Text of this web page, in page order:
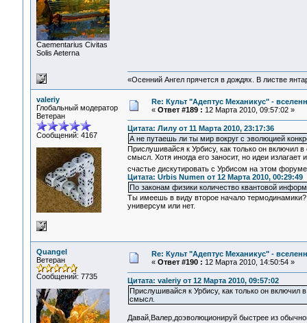
Сaementarius Civitas
Solis Aeterna
«Осенний Ангел прячется в дождях. В листве
valeriy
Глобальный модератор
Ветеран
Сообщений: 4167
Re: Культ "Адептус Механикус" -
« Ответ #189 : 12 Марта 2010, 09:57:02 »
Цитата: Лилу от 11 Марта 2010, 23:17:36
А не путаешь ли ты мир вокруг с эволюцией
Прислушивайся к Урбису, как только он включил
смысл. Хотя иногда его заносит, но идеи
счастье дискутировать с Урбисом на этом
Цитата: Urbis Numen от 12 Марта 2010, 00:29:49
По законам физики количество квантовой
Ты имеешь в виду второе начало
универсум или нет.
Quangel
Ветеран
Сообщений: 7735
Re: Культ "Адептус Механикус" -
« Ответ #190 : 12 Марта 2010, 14:50:54 »
Цитата: valeriy от 12 Марта 2010, 09:57:02
Прислушивайся к Урбису, как только он включил
смысл.
Давай,Валер,доэволюционируй быстрее из